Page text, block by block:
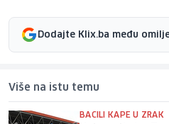
Dodajte Klix.ba među
Više na istu temu
BACILI KAPE U ZRAK